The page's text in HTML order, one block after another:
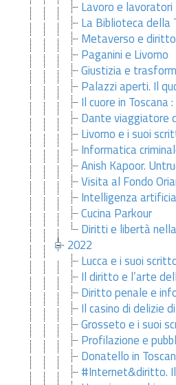
Lavoro e
La Biblioteca della
Metaverso e diritto
Paganini e Livorno
Giustizia e
Palazzi aperti. Il
Il cuore in Toscana
Dante viaggiatore
Livorno e i suoi
Informatica
Anish Kapoor.
Visita al Fondo
Intelligenza
Cucina Parkour
Diritti e libertà
2022
Lucca e i suoi
Il diritto e l’arte
Diritto penale e
Il casino di delizie
Grosseto e i suoi
Profilazione e
Donatello in
#Internet&diritto.